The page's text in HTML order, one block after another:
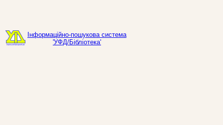
Інформаційно-пошукова система
'УФД/Бібліотека'